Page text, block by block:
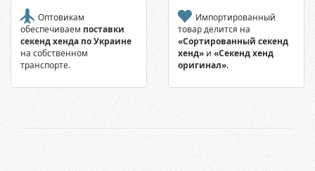
Оптовикам
обеспечиваем поставки
секенд хенда по Украине
на собственном
транспорте.
Импортированный
товар делится на
«Сортированный секенд
хенд» и «Секенд хенд
оригинал».